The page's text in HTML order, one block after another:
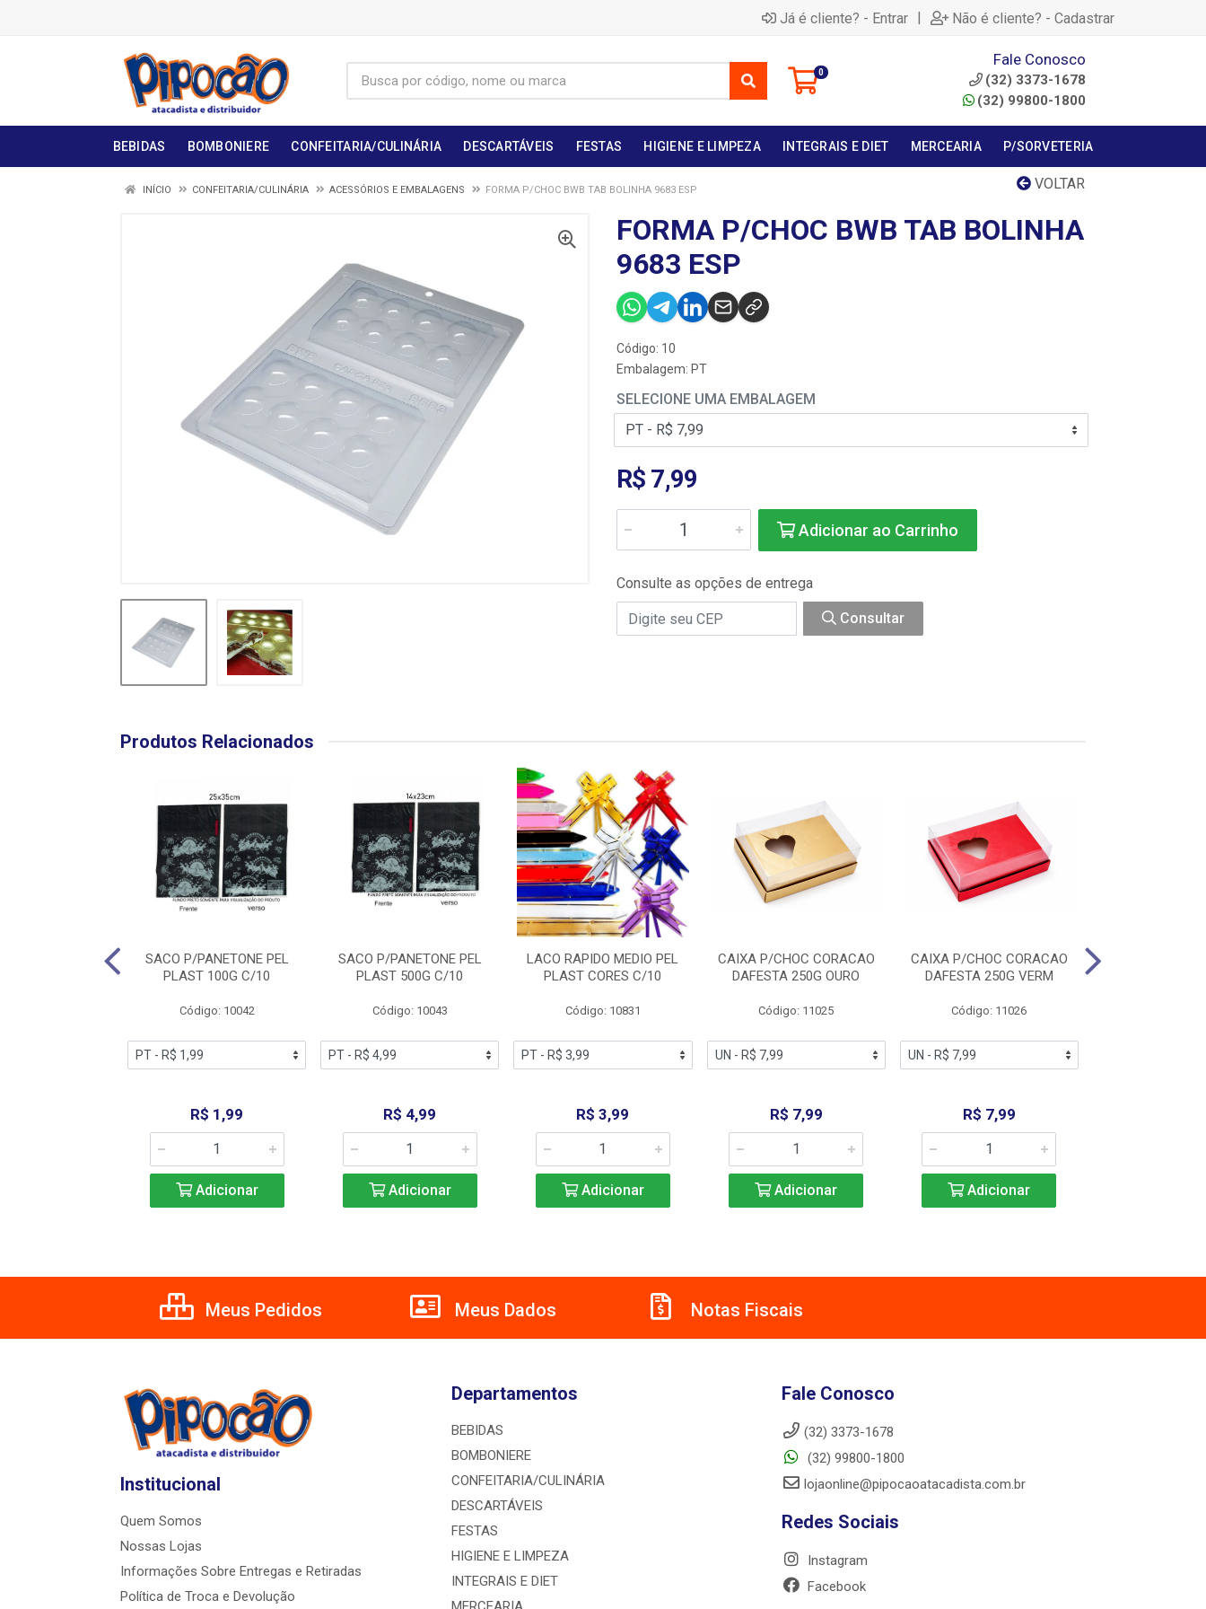
Já é cliente? - Entrar | Não é cliente? - Cadastrar
0
Fale Conosco
(32) 3373-1678
(32) 99800-1800
BEBIDAS BOMBONIERE CONFEITARIA/CULINÁRIA DESCARTÁVEIS FESTAS HIGIENE E LIMPEZA INTEGRAIS E DIET MERCEARIA P/SORVETERIA
VOLTAR
INÍCIO CONFEITARIA/CULINÁRIA ACESSÓRIOS E EMBALAGENS FORMA P/CHOC BWB TAB BOLINHA 9683 ESP
FORMA P/CHOC BWB TAB BOLINHA
9683 ESP
Código: 10
Embalagem: PT
SELECIONE UMA EMBALAGEM
R$ 7,99
Adicionar ao Carrinho
Consulte as opções de entrega
Consultar
Produtos Relacionados
SACO P/PANETONE PEL
PLAST 100G C/10
Código: 10042
R$ 1,99
Adicionar
SACO P/PANETONE PEL
PLAST 500G C/10
Código: 10043
R$ 4,99
Adicionar
LACO RAPIDO MEDIO PEL
PLAST CORES C/10
Código: 10831
R$ 3,99
Adicionar
CAIXA P/CHOC CORACAO
DAFESTA 250G OURO
Código: 11025
R$ 7,99
Adicionar
CAIXA P/CHOC CORACAO
DAFESTA 250G VERM
Código: 11026
R$ 7,99
Adicionar
Meus Pedidos Meus Dados Notas Fiscais
Institucional
Quem Somos
Nossas Lojas
Informações Sobre Entregas e Retiradas
Política de Troca e Devolução
Departamentos
BEBIDAS
BOMBONIERE
CONFEITARIA/CULINÁRIA
DESCARTÁVEIS
FESTAS
HIGIENE E LIMPEZA
INTEGRAIS E DIET
Fale Conosco
(32) 3373-1678
(32) 99800-1800
lojaonline@pipocaoatacadista.com.br
Redes Sociais
Instagram
Facebook